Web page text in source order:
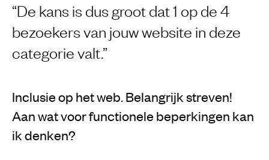
De kans is dus groot dat 1 op de 4
bezoekers van jouw website in deze
categorie valt.
Inclusie op het web. Belangrijk streven!
Aan wat voor functionele beperkingen kan
ik denken?